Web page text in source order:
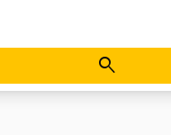
search